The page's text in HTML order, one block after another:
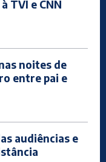
TVI e CNN
noites de
entre pai e
audiências e